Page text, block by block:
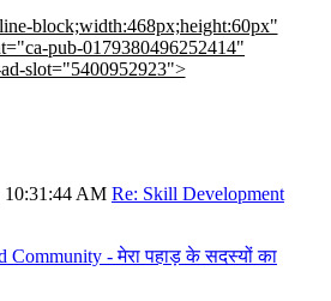
block;width:468px;height:60px"
pub-0179380496252414"
slot="5400952923">
10:31:44 AM Re: Skill Development
Community - मेरा पहाड़ के सदस्यों का